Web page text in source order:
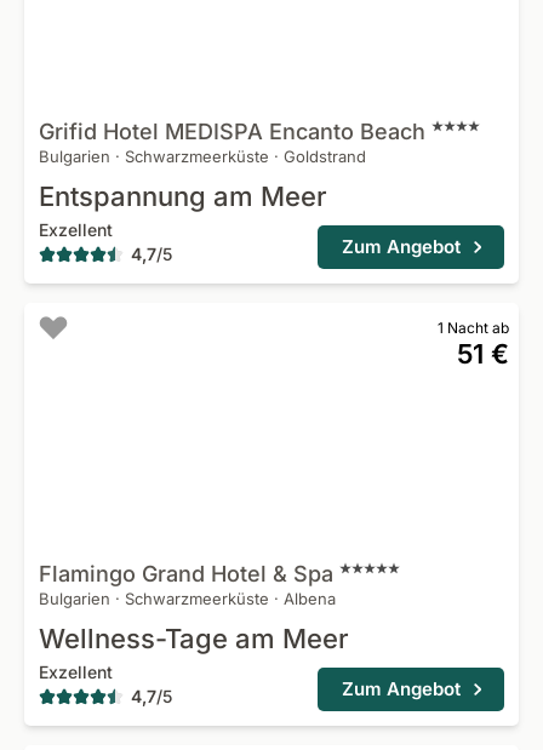
Grifid Hotel MEDISPA Encanto Beach
Bulgarien · Schwarzmeerküste · Goldstrand
Entspannung am Meer
Exzellent
4,7/5 Zum Angebot
1 Nacht ab
51 €
Flamingo Grand Hotel & Spa
Bulgarien · Schwarzmeerküste · Albena
Wellness-Tage am Meer
Exzellent
4,7/5 Zum Angebot